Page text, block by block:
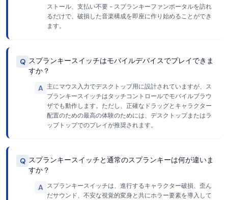
ストール、支払い不要 - スプランキーファンポータルを訪れ
るだけで、破損した音楽構成を即座に作り始めることができ
ます。
Q スプランキースイッチはモバイルデバイスでプレイできま
すか？
A 主にマウス入力でデスクトップ用に設計されていますが、ス
プランキースイッチはタッチコントロールでモバイルブラウ
ザでも動作します。ただし、正確なドラッグとキャラクター
配置のための最高の体験のためには、デスクトップまたはラ
ップトップでのプレイが推奨されます。
Q スプランキースイッチと通常のスプランキーは何が違いま
すか？
A スプランキースイッチは、進行するキャラクター破損、歪ん
だサウンド、不安な視覚的変身と共にホラー要素を導入して